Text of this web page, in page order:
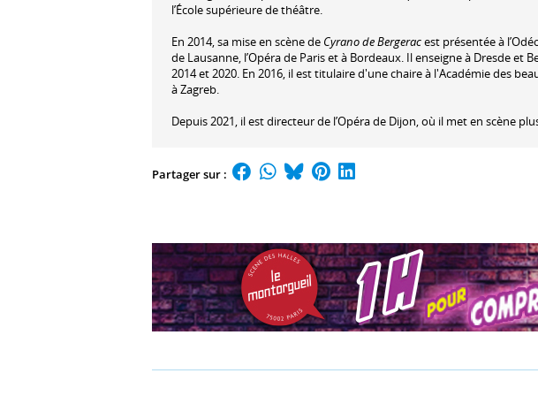
l’École supérieure de théâtre.
En 2014, sa mise en scène de Cyrano de Bergeracest présentée à
de Lausanne, l’Opéra de Paris et à Bordeaux. Il enseigne à Dresde et
2014 et 2020. En 2016, il est titulaire d'une chaire à l'Académie des
à Zagreb.
Depuis 2021, il est directeur de l’Opéra de Dijon, où il met en scène
Partager sur :